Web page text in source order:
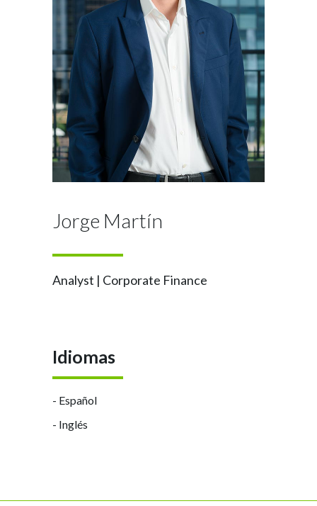
Jorge Martín
Analyst | Corporate Finance
Idiomas
- Español
- Inglés